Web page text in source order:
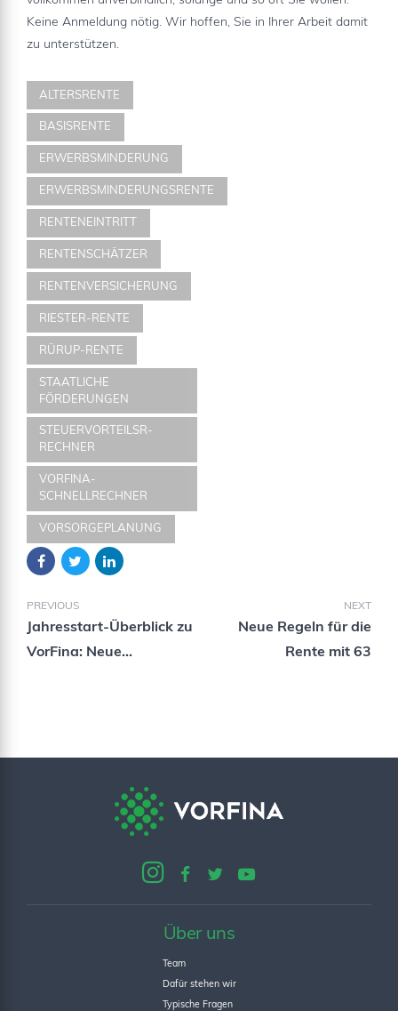
Keine Anmeldung nötig. Wir hoffen, Sie in Ihrer Arbeit damit
zu unterstützen.
ALTERSRENTE
BASISRENTE
ERWERBSMINDERUNG
ERWERBSMINDERUNGSRENTE
RENTENEINTRITT
RENTENSCHÄTZER
RENTENVERSICHERUNG
RIESTER-RENTE
RÜRUP-RENTE
STAATLICHE
FÖRDERUNGEN
STEUERVORTEILSR-
RECHNER
VORFINA-
SCHNELLRECHNER
VORSORGEPLANUNG
PREVIOUS
Jahresstart-Überblick zu
VorFina: Neue
NEXT
Neue Regeln für die
Rente mit 63
Über uns
Team
Dafür stehen wir
Typische Fragen